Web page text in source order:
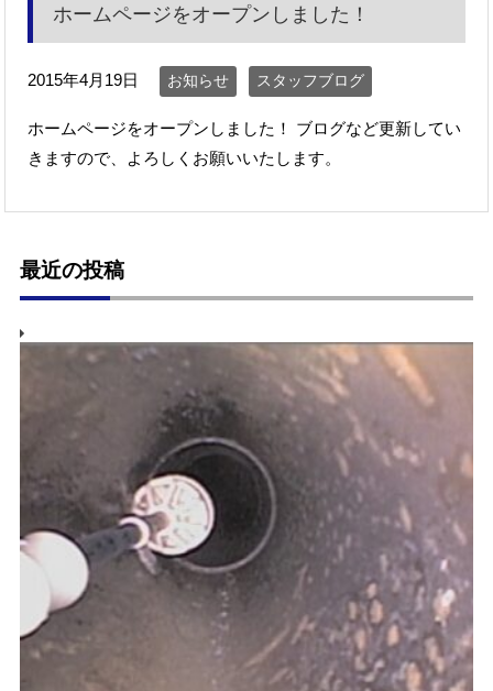
ホームページをオープンしました！
2015年4月19日 お知らせ スタッフブログ
ホームページをオープンしました！ ブログなど更新してい
きますので、よろしくお願いいたします。
最近の投稿